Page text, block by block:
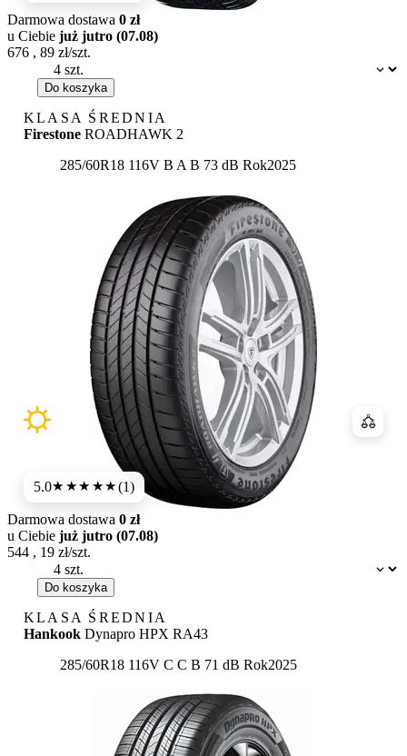
Dostępność:
Darmowa dostawa 0 zł
u Ciebie już jutro (07.08)
676 , 89 zł/szt.
Do koszyka
KLASA ŚREDNIA
Firestone ROADHAWK 2
285/60R18 116V Etykieta:
B A B 73 dB Rok2025
5.0★★★★★(1)
Dostępność:
Darmowa dostawa 0 zł
u Ciebie już jutro (07.08)
544 , 19 zł/szt.
Do koszyka
KLASA ŚREDNIA
Hankook Dynapro HPX RA43
285/60R18 116V Etykieta:
C C B 71 dB Rok2025